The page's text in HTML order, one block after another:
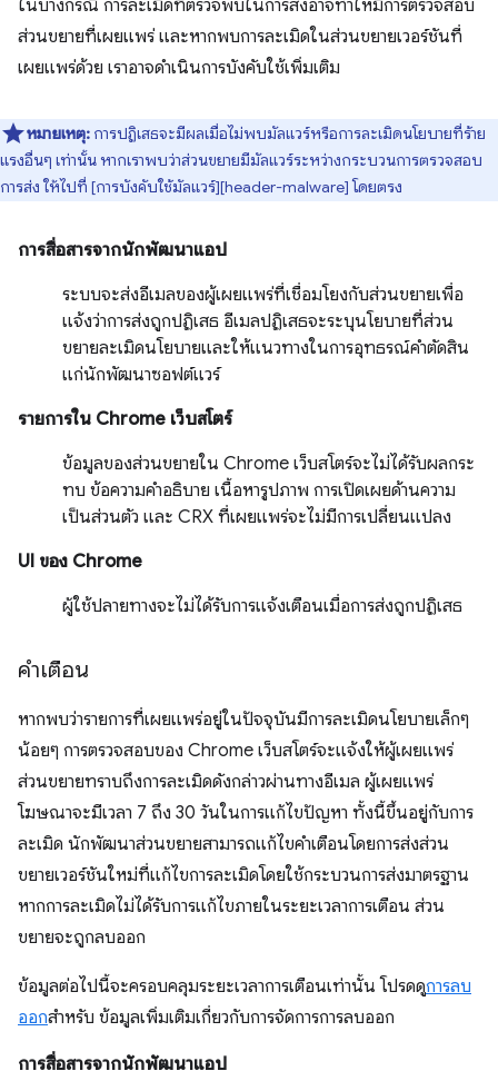
ในบางกรณี การละเมิดที่ตรวจพบในการส่งอาจทำให้มีการตรวจสอบ
ส่วนขยายที่เผยแพร่ และหากพบการละเมิดในส่วนขยายเวอร์ชันที่
เผยแพร่ด้วย เราอาจดำเนินการบังคับใช้เพิ่มเติม
หมายเหตุ: การปฏิเสธจะมีผลเมื่อไม่พบมัลแวร์หรือการละเมิดนโยบายที่ร้าย
แรงอื่นๆ เท่านั้น หากเราพบว่าส่วนขยายมีมัลแวร์ระหว่างกระบวนการตรวจสอบ
การส่ง ให้ไปที่ [การบังคับใช้มัลแวร์][header-malware] โดยตรง
การสื่อสารจากนักพัฒนาแอป
ระบบจะส่งอีเมลของผู้เผยแพร่ที่เชื่อมโยงกับส่วนขยายเพื่อ
แจ้งว่าการส่งถูกปฏิเสธ อีเมลปฏิเสธจะระบุนโยบายที่ส่วน
ขยายละเมิดนโยบายและให้แนวทางในการอุทธรณ์คำตัดสิน
แก่นักพัฒนาซอฟต์แวร์
รายการใน Chrome เว็บสโตร์
ข้อมูลของส่วนขยายใน Chrome เว็บสโตร์จะไม่ได้รับผลกระ
ทบ ข้อความคำอธิบาย เนื้อหารูปภาพ การเปิดเผยด้านความ
เป็นส่วนตัว และ CRX ที่เผยแพร่จะไม่มีการเปลี่ยนแปลง
UI ของ Chrome
ผู้ใช้ปลายทางจะไม่ได้รับการแจ้งเตือนเมื่อการส่งถูกปฏิเสธ
คำเตือน
หากพบว่ารายการที่เผยแพร่อยู่ในปัจจุบันมีการละเมิดนโยบายเล็กๆ
น้อยๆ การตรวจสอบของ Chrome เว็บสโตร์จะแจ้งให้ผู้เผยแพร่
ส่วนขยายทราบถึงการละเมิดดังกล่าวผ่านทางอีเมล ผู้เผยแพร่
โฆษณาจะมีเวลา 7 ถึง 30 วันในการแก้ไขปัญหา ทั้งนี้ขึ้นอยู่กับการ
ละเมิด นักพัฒนาส่วนขยายสามารถแก้ไขคำเตือนโดยการส่งส่วน
ขยายเวอร์ชันใหม่ที่แก้ไขการละเมิดโดยใช้กระบวนการส่งมาตรฐาน
หากการละเมิดไม่ได้รับการแก้ไขภายในระยะเวลาการเตือน ส่วน
ขยายจะถูกลบออก
ข้อมูลต่อไปนี้จะครอบคลุมระยะเวลาการเตือนเท่านั้น โปรดดูการลบ
ออกสำหรับ ข้อมูลเพิ่มเติมเกี่ยวกับการจัดการการลบออก
การสื่อสารจากนักพัฒนาแอป